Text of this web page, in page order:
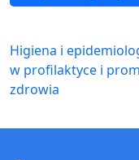
Higiena i
w profilaktyce i
zdrowia